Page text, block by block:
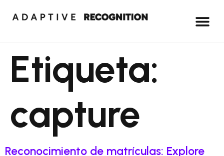
Etiqueta:
capture
Reconocimiento de matrículas: Explore